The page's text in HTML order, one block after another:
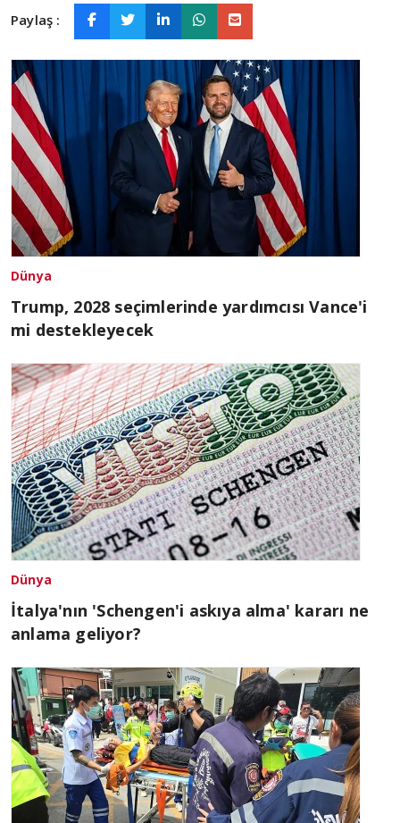
Paylaş :
Dünya
Trump, 2028 seçimlerinde yardımcısı Vance'i
mi destekleyecek
Dünya
İtalya'nın 'Schengen'i askıya alma' kararı ne
anlama geliyor?